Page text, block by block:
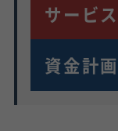
サービ
資金計